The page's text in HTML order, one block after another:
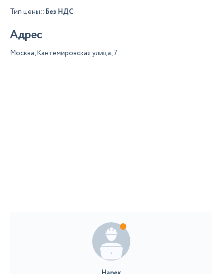
Тип цены:: Без НДС
Адрес
Москва, Кантемировская улица, 7